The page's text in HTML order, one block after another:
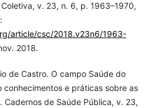
v. 23, n. 6, p. 1963–1970,
article/csc/2018.v23n6/1963-
2018.
de Castro. O campo Saúde do
conhecimentos e práticas sobre as
Cadernos de Saúde Pública, v. 23,